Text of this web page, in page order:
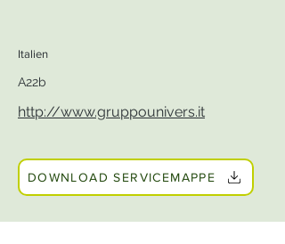
Italien
A22b
http://www.gruppounivers.it
DOWNLOAD SERVICEMAPPE